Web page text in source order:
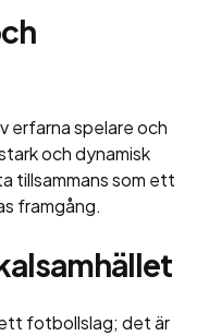
erfarna spelare och
och dynamisk
tillsammans som ett
framgång.
fotbollslag; det är